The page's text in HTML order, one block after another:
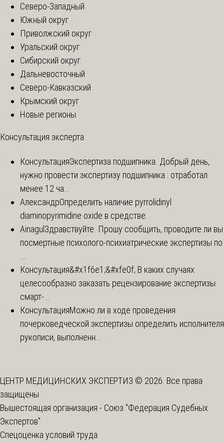
Северо-Западный
Южный округ
Приволжский округ
Уральский округ
Сибирский округ
Дальневосточный
Северо-Кавказский
Крымский округ
Новые регионы
Консультация эксперта
КонсультацияЭкспертиза подшипника. Добрый день,
нужно провести экспертизу подшипника : отработал
менее 12 ча...
АлександрОпределить наличие pyrrolidinyl
diaminopyrimidine oxide в средстве.
Ainagul Здравствуйте. Прошу сообщить, проводите ли вы
посмертные психолого-психиатрические экспертизы по
...
Консультация&#x1f6e1;&#xfe0f; В каких случаях
целесообразно заказать рецензирование экспертизы
смарт-...
КонсультацияМожно ли в ходе проведения
почерковедческой экспертизы определить исполнителя
рукописи, выполненн...
ЦЕНТР МЕДИЦИНСКИХ ЭКСПЕРТИЗ © 2026. Все права
защищены
Вышестоящая организация - Союз "Федерация Судебных
Экспертов"
Спецоценка условий труда